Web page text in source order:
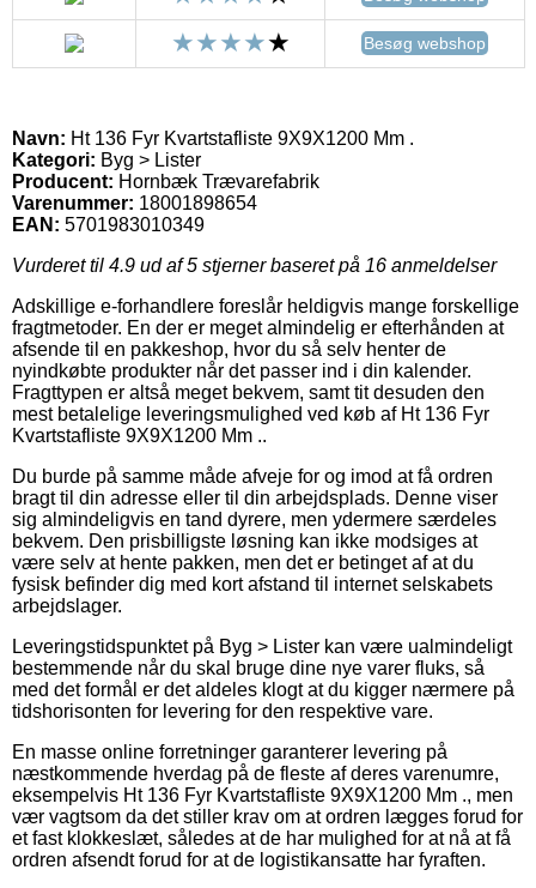
Besøg webshop
Navn: Ht 136 Fyr Kvartstafliste 9X9X1200 Mm .
Kategori: Byg > Lister
Producent: Hornbæk Trævarefabrik
Varenummer: 18001898654
EAN: 5701983010349
Vurderet til 4.9 ud af 5 stjerner baseret på 16 anmeldelser
Adskillige e-forhandlere foreslår heldigvis mange forskellige
fragtmetoder. En der er meget almindelig er efterhånden at
afsende til en pakkeshop, hvor du så selv henter de
nyindkøbte produkter når det passer ind i din kalender.
Fragttypen er altså meget bekvem, samt tit desuden den
mest betalelige leveringsmulighed ved køb af Ht 136 Fyr
Kvartstafliste 9X9X1200 Mm ..
Du burde på samme måde afveje for og imod at få ordren
bragt til din adresse eller til din arbejdsplads. Denne viser
sig almindeligvis en tand dyrere, men ydermere særdeles
bekvem. Den prisbilligste løsning kan ikke modsiges at
være selv at hente pakken, men det er betinget af at du
fysisk befinder dig med kort afstand til internet selskabets
arbejdslager.
Leveringstidspunktet på Byg > Lister kan være ualmindeligt
bestemmende når du skal bruge dine nye varer fluks, så
med det formål er det aldeles klogt at du kigger nærmere på
tidshorisonten for levering for den respektive vare.
En masse online forretninger garanterer levering på
næstkommende hverdag på de fleste af deres varenumre,
eksempelvis Ht 136 Fyr Kvartstafliste 9X9X1200 Mm ., men
vær vagtsom da det stiller krav om at ordren lægges forud for
et fast klokkeslæt, således at de har mulighed for at nå at få
ordren afsendt forud for at de logistikansatte har fyraften.